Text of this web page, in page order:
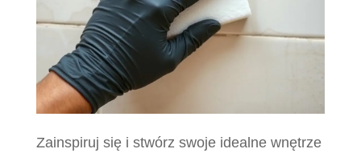
Zainspiruj się i stwórz swoje idealne wnętrze